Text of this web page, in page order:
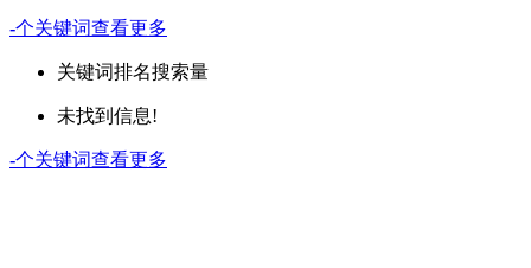
-个关键词查看更多
关键词排名搜索量
未找到信息!
-个关键词查看更多